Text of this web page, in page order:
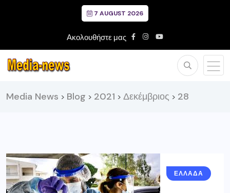
7 AUGUST 2026
Ακολουθήστε μας
Media News > Blog > 2021 > Δεκέμβριος > 28
ΕΛΛΑΔΑ